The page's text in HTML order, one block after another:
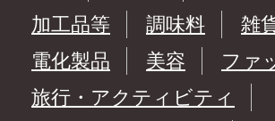
加工品等
調味料
雑
電化製品
美容
ファ
旅行・アクティビティ